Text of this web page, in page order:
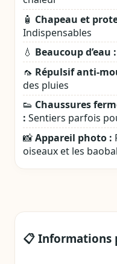
🧴 Chapeau et
Indispensables
💧 Beaucoup d’eau :
🦟 Répulsif
des pluies
👟 Chaussures
: Sentiers parfois
📸Appareil photo :
oiseaux et les
📋 Informations